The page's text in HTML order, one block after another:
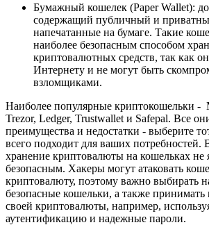
Бумажный кошелек (Paper Wallet):
содержащий публичный и
напечатанные на бумаге. Такие
наиболее безопасным способом
криптовалютных средств, так как
Интернету и не могут быть
взломщиками.
Наиболее популярные криптокошельки -
Trezor, Ledger, Trustwallet и Safepal. Все
преимущества и недостатки - выберите
всего подходит для ваших
хранение криптовалюты на кошельках не
безопасным. Хакеры могут атаковать
криптовалюту, поэтому важно выбирать
безопасные кошельки, а также
своей криптовалюты, например,
аутентификацию и надежные пароли.